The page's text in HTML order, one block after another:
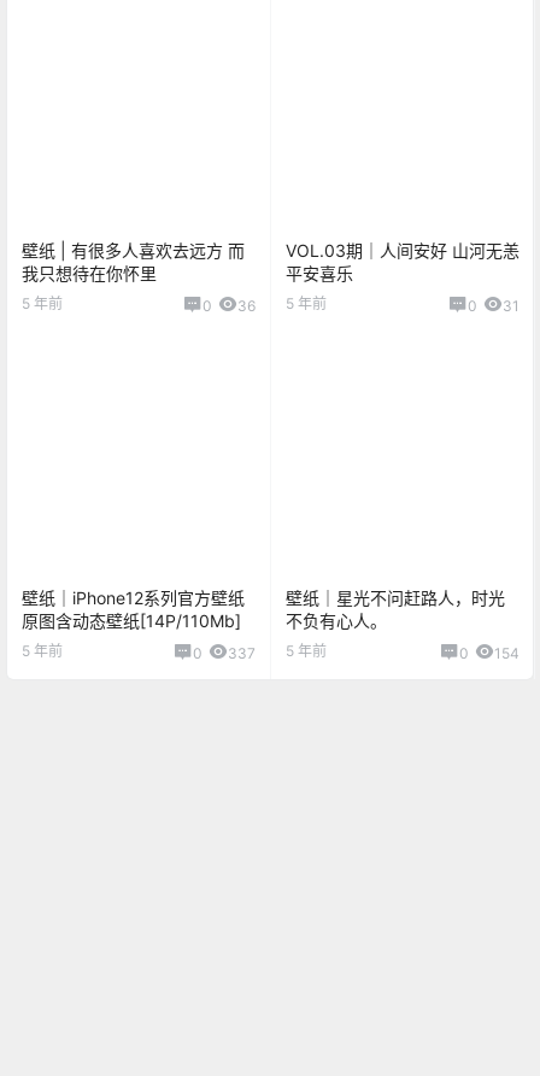
壁纸 | 有很多人喜欢去远方 而
我只想待在你怀里
5 年前 0 36
VOL.03期｜人间安好 山河无恙
平安喜乐
5 年前 0 31
壁纸｜iPhone12系列官方壁纸
原图含动态壁纸[14P/110Mb]
5 年前 0 337
壁纸｜星光不问赶路人，时光
不负有心人。
5 年前 0 154